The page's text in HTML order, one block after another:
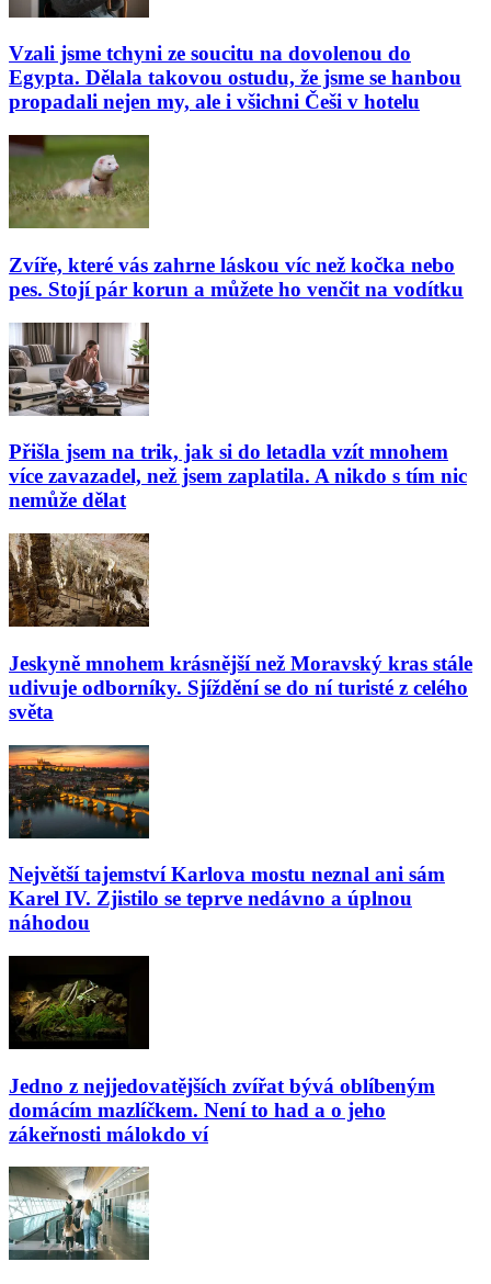
Vzali jsme tchyni ze soucitu na dovolenou do
Egypta. Dělala takovou ostudu, že jsme se hanbou
propadali nejen my, ale i všichni Češi v hotelu
Zvíře, které vás zahrne láskou víc než kočka nebo
pes. Stojí pár korun a můžete ho venčit na vodítku
Přišla jsem na trik, jak si do letadla vzít mnohem
více zavazadel, než jsem zaplatila. A nikdo s tím nic
nemůže dělat
Jeskyně mnohem krásnější než Moravský kras stále
udivuje odborníky. Sjíždění se do ní turisté z celého
světa
Největší tajemství Karlova mostu neznal ani sám
Karel IV. Zjistilo se teprve nedávno a úplnou
náhodou
Jedno z nejjedovatějších zvířat bývá oblíbeným
domácím mazlíčkem. Není to had a o jeho
zákeřnosti málokdo ví